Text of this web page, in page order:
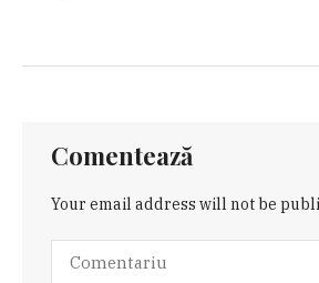
Comentează
Your email address will not be